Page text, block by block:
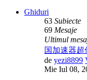
Ghiduri
63 Subiecte
69 Mesaje
Ultimul
国加速器
de yezi8899
Mie Iul 08,